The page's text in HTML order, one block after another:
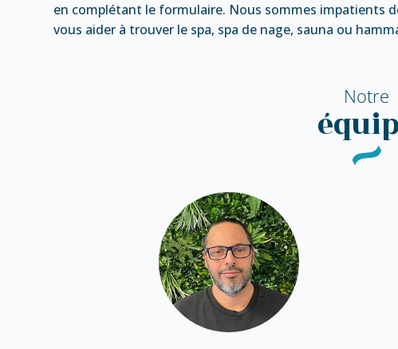
en complétant le formulaire. Nous sommes impatients
vous aider à trouver le spa, spa de nage, sauna ou
Notre